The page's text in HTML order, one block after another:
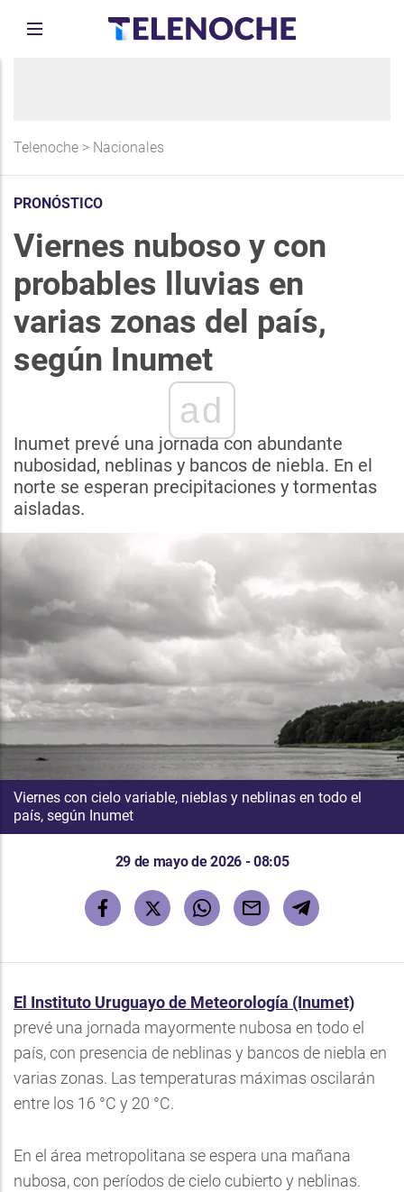
Telenoche > Nacionales
PRONÓSTICO
Viernes nuboso y con
probables lluvias en
varias zonas del país,
según Inumet
ad
Inumet prevé una jornada con abundante
nubosidad, neblinas y bancos de niebla. En el
norte se esperan precipitaciones y tormentas
aisladas.
Viernes con cielo variable, nieblas y neblinas en todo el
país, según Inumet
29 de mayo de 2026 - 08:05
El Instituto Uruguayo de Meteorología (Inumet)
prevé una jornada mayormente nubosa en todo el
país, con presencia de neblinas y bancos de niebla en
varias zonas. Las temperaturas máximas oscilarán
entre los 16 °C y 20 °C.
En el área metropolitana se espera una mañana
nubosa, con períodos de cielo cubierto y neblinas.